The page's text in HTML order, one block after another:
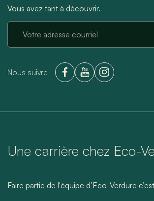
Vous avez tant à découvrir.
Nous suivre
Une carrière chez Eco-
Faire partie de l'équipe d’Eco-Verdure